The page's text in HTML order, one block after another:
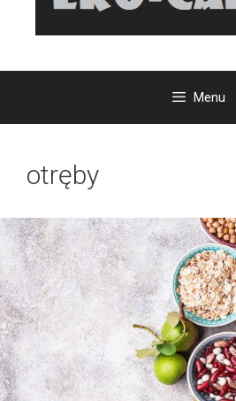
Menu
otręby